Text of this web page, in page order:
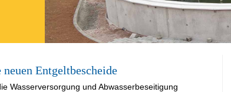
neuen Entgeltbescheide
Wasserversorgung und Abwasserbeseitigung